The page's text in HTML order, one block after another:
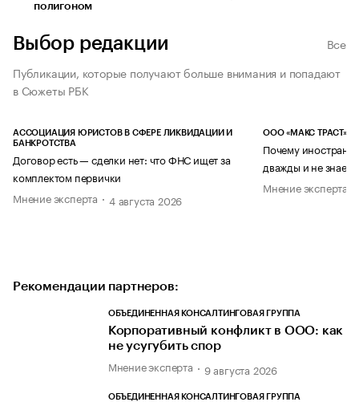
полигоном
Выбор редакции
Все
Публикации, которые получают больше внимания и попадают
в Сюжеты РБК
АССОЦИАЦИЯ ЮРИСТОВ В СФЕРЕ ЛИКВИДАЦИИ И
БАНКРОТСТВА
Договор есть — сделки нет: что ФНС ищет за
комплектом первички
Мнение эксперта
4 августа 2026
ООО «МАКС ТРАСТ»
Почему
дважды и не знает
Мнение эксперта
Рекомендации партнеров:
ОБЪЕДИНЕННАЯ КОНСАЛТИНГОВАЯ ГРУППА
Корпоративный конфликт в ООО: как
не усугубить спор
Мнение эксперта 9 августа 2026
ОБЪЕДИНЕННАЯ КОНСАЛТИНГОВАЯ ГРУППА